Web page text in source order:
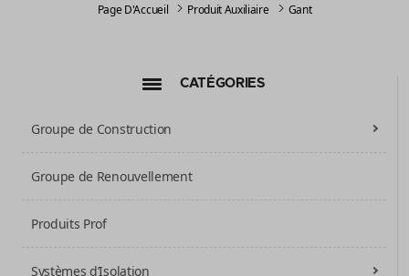
Page D'Accueil Produit Auxiliaire Gant
CATÉGORIES
Groupe de Construction
Groupe de Renouvellement
Produits Prof
Systèmes d’Isolation